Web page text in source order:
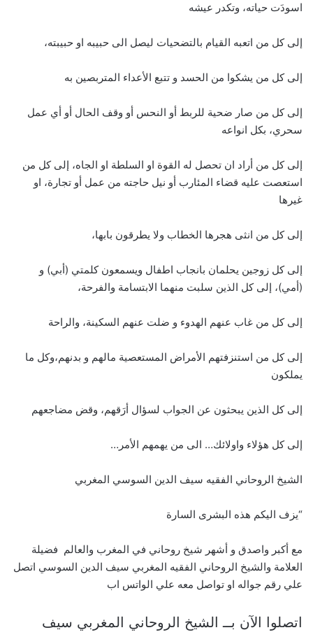
اسودَت حياته، وتكدر عيشه
إلى كل من اتعبه القيام بالتضحيات ليصل الى حبيبه او حبيبته،
إلى كل من يشكوا من الحسد و تتبع الأعداء المتربصين به
إلى كل من صار ضحية للربط أو النحس أو وقف الحال أو أي عمل
سحري، بكل انواعه
إلى كل من أراد ان تحصل له القوة او السلطة او الجاه، إلى كل من
استعصت عليه قضاء المئارب أو نيل حاجته من عمل أو تجارة، او
غيرها
إلى كل من انثى هجرها الخطاب ولا يطرقون بابها،
إلى كل زوجين يحلمان بانجاب اطفال ويسمعون كلمتي (أبي) و
(أمي)، إلى كل الذين سلبت منهما الابتسامة والفرحة،
إلى كل من غاب عنهم الهدوء و ضلت عنهم السكينة، والراحة
إلى كل من استنزفتهم الأمراض المستعصية مالهم و بدنهم،وكل ما
يملكون
إلى كل الذين يبحثون عن الجواب لسؤال أرَقهم، وقض مضاجعهم
إلى كل هؤلاء واولائك… الى من يهمهم الأمر…
الشيخ الروحاني الفقيه سيف الدين السوسي المغربي
“يزف اليكم هذه البشرى السارة
مع أكبر واصدق و أشهر شيخ روحاني في المغرب والعالم فضيلة
العلامة والشيخ الروحاني الفقيه المغربي سيف الدين السوسي اتصل
علي رقم جواله او تواصل معه علي الواتس اب
اتصلوا الآن بــ الشيخ الروحاني المغربي سيف